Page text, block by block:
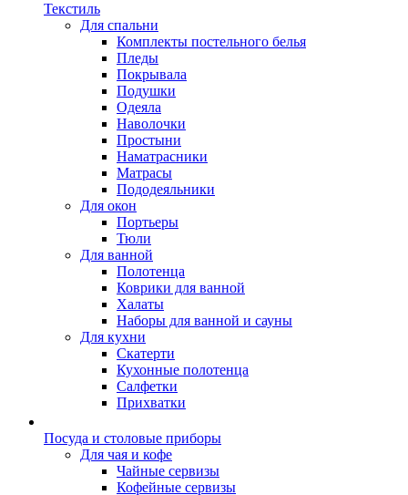
Текстиль
Для спальни
Комплекты постельного белья
Пледы
Покрывала
Подушки
Одеяла
Наволочки
Простыни
Наматрасники
Матрасы
Пододеяльники
Для окон
Портьеры
Тюли
Для ванной
Полотенца
Коврики для ванной
Халаты
Наборы для ванной и сауны
Для кухни
Скатерти
Кухонные полотенца
Салфетки
Прихватки
Посуда и столовые приборы
Для чая и кофе
Чайные сервизы
Кофейные сервизы